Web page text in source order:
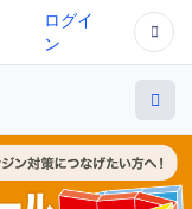
ログイ
ン